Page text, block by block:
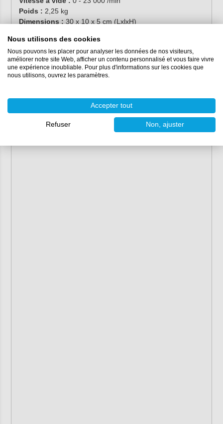
Poids : 2,25 kg
Dimensions : 30 x 10 x 5 cm (LxlxH)
Nous utilisons des cookies
Nous pouvons les placer pour analyser les données de nos visiteurs,
améliorer notre site Web, afficher un contenu personnalisé et vous faire vivre
une expérience inoubliable. Pour plus d'informations sur les cookies que
nous utilisons, ouvrez les paramètres.
Accepter tout
Refuser Non, ajuster